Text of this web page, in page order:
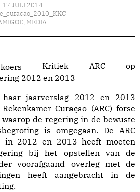
17 JULI 2014
, MEDIA
Kritiek ARC op
2012 en 2013
jaarverslag 2012 en 2013
Curaçao (ARC) forse
de regering in de bewuste
is omgegaan. De ARC
2012 en 2013 heeft moeten
bij het opstellen van de
voorafgaand overleg met de
heeft aangebracht in de